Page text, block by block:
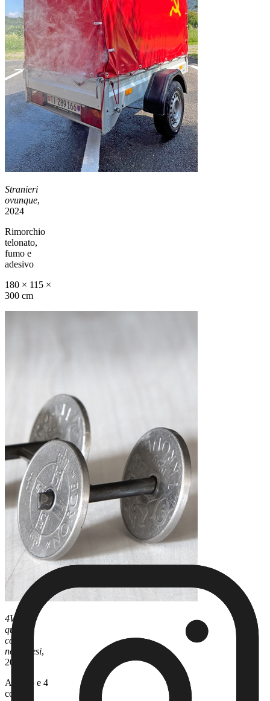
Stranieri
ovunque,
2024
Rimorchio
telonato,
fumo e
adesivo
180 × 115 ×
300 cm
4WD -
quattro
corone
norvegesi,
2011
Acciaio e 4
corone